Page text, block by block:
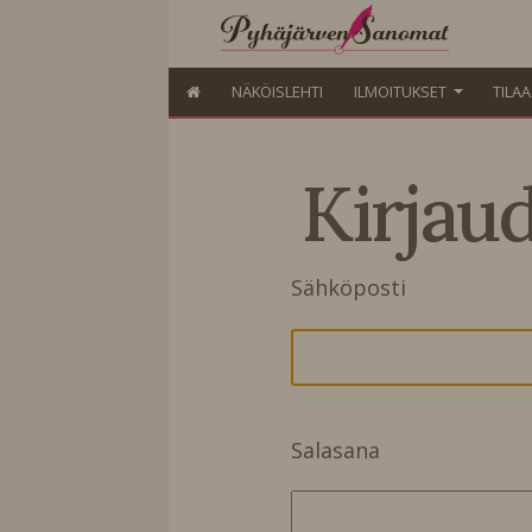
NÄKÖISLEHTI ILMOITUKSET
Sähköposti
Salasana